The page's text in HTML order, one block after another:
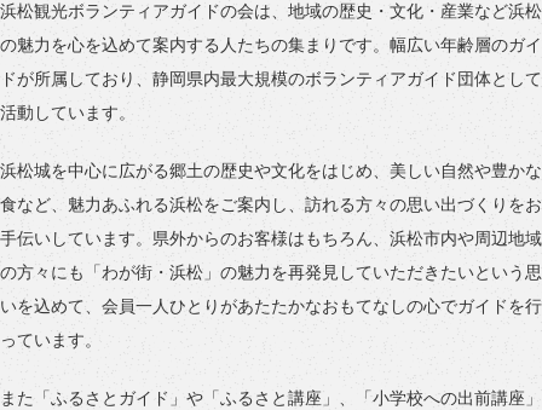
浜松観光ボランティアガイドの会は、地域の歴史・文化・産業など浜松
の魅力を心を込めて案内する人たちの集まりです。幅広い年齢層のガイ
ドが所属しており、静岡県内最大規模のボランティアガイド団体として
活動しています。
浜松城を中心に広がる郷土の歴史や文化をはじめ、美しい自然や豊かな
食など、魅力あふれる浜松をご案内し、訪れる方々の思い出づくりをお
手伝いしています。県外からのお客様はもちろん、浜松市内や周辺地域
の方々にも「わが街・浜松」の魅力を再発見していただきたいという思
いを込めて、会員一人ひとりがあたたかなおもてなしの心でガイドを行
っています。
また「ふるさとガイド」や「ふるさと講座」、「小学校への出前講座」